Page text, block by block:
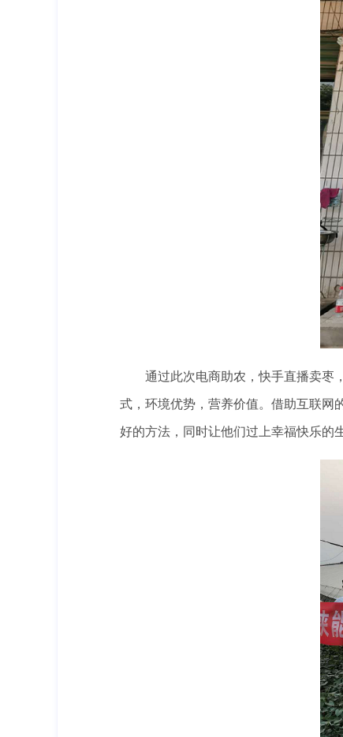
通过此次电商助农，快手直播卖枣
式，环境优势，营养价值。借助互联网
好的方法，同时让他们过上幸福快乐的